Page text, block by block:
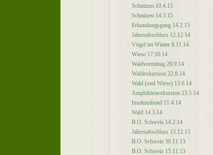
Schnitzen 10.4.15
Schnitzen 14.3.15
Erkundungsgang 14.2.15
Jahresabschluss 12.12.14
Vögel im Winter 8.11.14
Wiese 17.10.14
Waldvormittag 20.9.14
Waldexkursion 22.8.14
Wald (und Wiese) 13.6.14
Amphibienexkursion 23.5.14
Insektenhotel 11.4.14
Wald 14.3.14
B.O. Schweiz 14.2.14
Jahresabschluss 13.12.13
B.O. Schweiz 30.11.13
B.O. Schweiz 15.11.13